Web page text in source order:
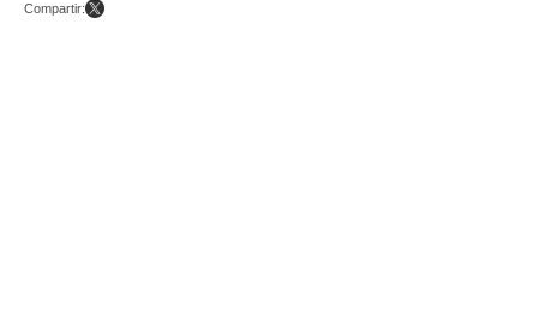
Compartir: